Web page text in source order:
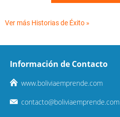
Ver más Historias de Éxito »
Información de Contacto
www.boliviaemprende.com
contacto@boliviaemprende.com